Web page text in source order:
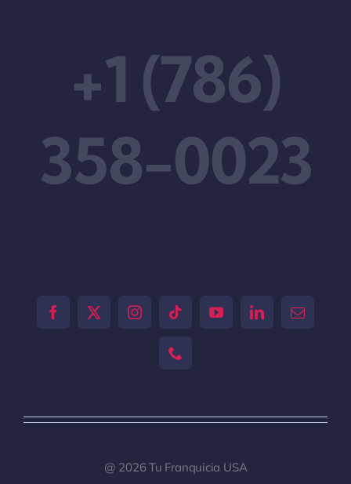
+1 (786)
358-0023
@ 2026 Tu Franquicia USA